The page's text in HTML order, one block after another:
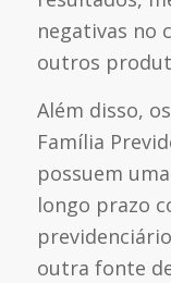
negativas no
outros
Além disso,
Família
possuem
longo prazo
outra fonte